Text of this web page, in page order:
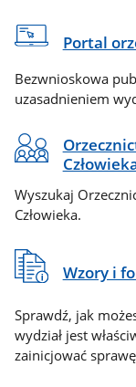
Portal
Bezwnioskowa
uzasadnieniem
Wyszukaj
Człowieka.
Wzory i
Sprawdź, jak
wydział jest
zainicjować